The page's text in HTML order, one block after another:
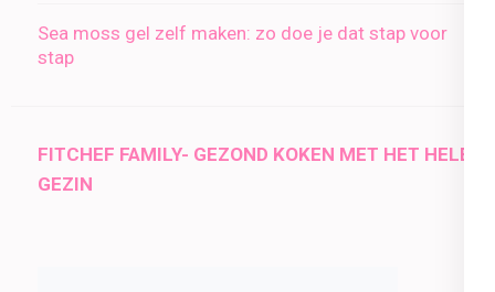
Sea moss gel zelf maken: zo doe je dat stap voor
stap
FITCHEF FAMILY- GEZOND KOKEN MET HET HELE
GEZIN